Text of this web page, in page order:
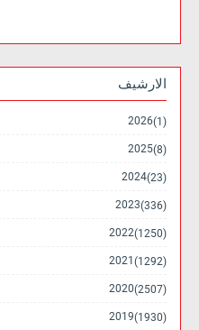
الارشيف
2026 (1)
2025 (8)
2024 (23)
2023 (336)
2022 (1250)
2021 (1292)
2020 (2507)
2019 (1930)